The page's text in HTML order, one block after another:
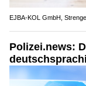
EJBA-KOL GmbH,
Polizei.news: